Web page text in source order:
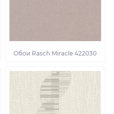
Обои Rasch Miracle 422030